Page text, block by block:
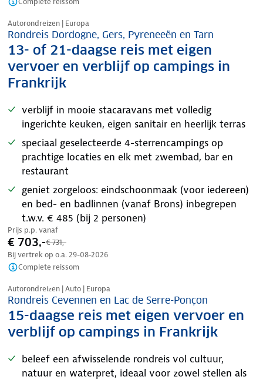
Nazomer korting
Autorondreizen | Europa
Rondreis Dordogne, Gers, Pyreneeën en Tarn
13- of 21-daagse reis met eigen
vervoer en verblijf op campings in
Frankrijk
verblijf in mooie stacaravans met volledig
ingerichte keuken, eigen sanitair en heerlijk terras
speciaal geselecteerde 4-sterrencampings op
prachtige locaties en elk met zwembad, bar en
restaurant
geniet zorgeloos: eindschoonmaak (voor iedereen)
en bed- en badlinnen (vanaf Brons) inbegrepen
t.w.v. € 485 (bij 2 personen)
Prijs p.p. vanaf
€ 703,-€ 731,-
Bij vertrek op o.a. 29-08-2026
Complete reissom
Nazomer korting
Autorondreizen | Auto | Europa
Rondreis Cevennen en Lac de Serre-Ponçon
15-daagse reis met eigen vervoer en
verblijf op campings in Frankrijk
beleef een afwisselende rondreis vol cultuur,
natuur en waterpret, ideaal voor zowel stellen als